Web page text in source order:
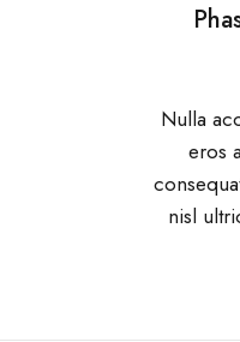
Nulla
eros
nisl